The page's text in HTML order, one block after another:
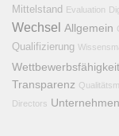
Mittelstand Evaluation
Wechsel Allgemein
Qualifizierung
Wettbewerbsfähigkeit
Transparenz
Directors